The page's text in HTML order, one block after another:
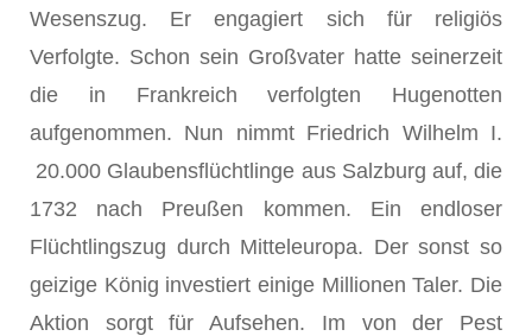
Wesenszug. Er engagiert sich für religiös
Verfolgte. Schon sein Großvater hatte seinerzeit
die in Frankreich verfolgten Hugenotten
aufgenommen. Nun nimmt Friedrich Wilhelm I.
20.000 Glaubensflüchtlinge aus Salzburg auf, die
1732 nach Preußen kommen. Ein endloser
Flüchtlingszug durch Mitteleuropa. Der sonst so
geizige König investiert einige Millionen Taler. Die
Aktion sorgt für Aufsehen. Im von der Pest